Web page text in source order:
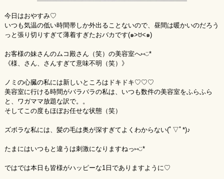
今日はおやすみ♡
いつも気温の低い時間帯しか外出ることないので、昼間は暖かいのだろう
っと張り切りすぎて薄着すぎたおバカです(๑˃ꇴ˂๑)
お客様の妹さんのムコ殿さん（笑）の美容室へ⑅◡̈*
《様、さん、さんすぎて意味不明（笑）》
ノミの心臓の私には新しいところはドキドキ♡♡♡
美容室に行ける時間がバラバラの私は、いつも数件の美容室をふらふら
と、ワガママ放題な訳で。。
そしてこの度もほぼお任せな状態（笑）
ズボラな私には、髪の毛は奥が深すぎてよくわからない(ﾟ▽ﾟ*)♪
たまにはいつもと違うは刺激になりますねっ⑅◡̈*
ではでは本日も皆様がハッピーな1日でありますように♡